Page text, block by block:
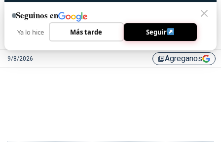
9/8/2026 library_addAgreganos
Seguinos en
Ya lo hice Más tarde Seguir